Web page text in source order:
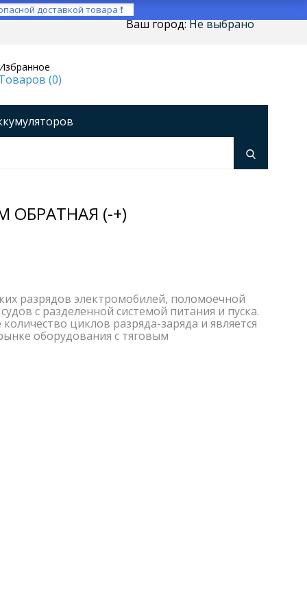
доставкой товара ❗
Ваш город:Не выбрано
(0)
ОБРАТНАЯ (-+)
разрядов электромобилей, поломоечной
с разделенной системой питания и пуска.
циклов разряда-заряда и является
оборудования с тяговым